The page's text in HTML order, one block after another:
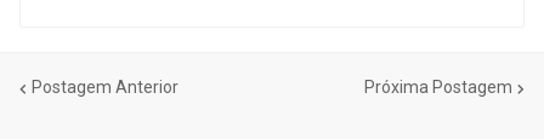
Postagem Anterior Próxima Postagem